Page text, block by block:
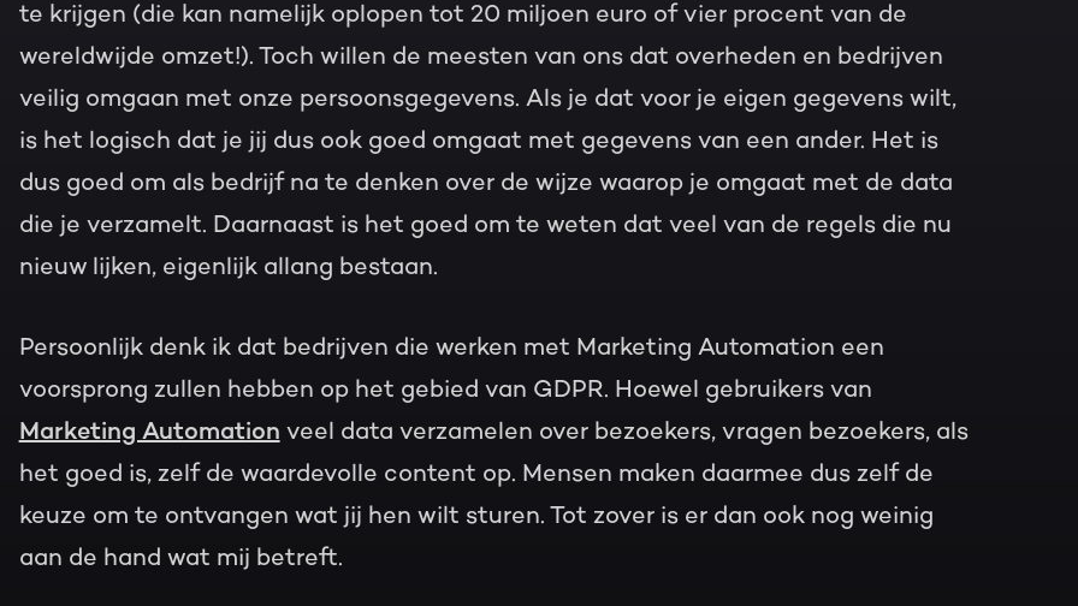
te krijgen (die kan namelijk oplopen tot 20 miljoen euro of vier procent van de
wereldwijde omzet!). Toch willen de meesten van ons dat overheden en bedrijven
veilig omgaan met onze persoonsgegevens. Als je dat voor je eigen gegevens wilt,
is het logisch dat je jij dus ook goed omgaat met gegevens van een ander. Het is
dus goed om als bedrijf na te denken over de wijze waarop je omgaat met de data
die je verzamelt. Daarnaast is het goed om te weten dat veel van de regels die nu
nieuw lijken, eigenlijk allang bestaan.
Persoonlijk denk ik dat bedrijven die werken met Marketing Automation een
voorsprong zullen hebben op het gebied van GDPR. Hoewel gebruikers van
Marketing Automation veel data verzamelen over bezoekers, vragen bezoekers, als
het goed is, zelf de waardevolle content op. Mensen maken daarmee dus zelf de
keuze om te ontvangen wat jij hen wilt sturen. Tot zover is er dan ook nog weinig
aan de hand wat mij betreft.